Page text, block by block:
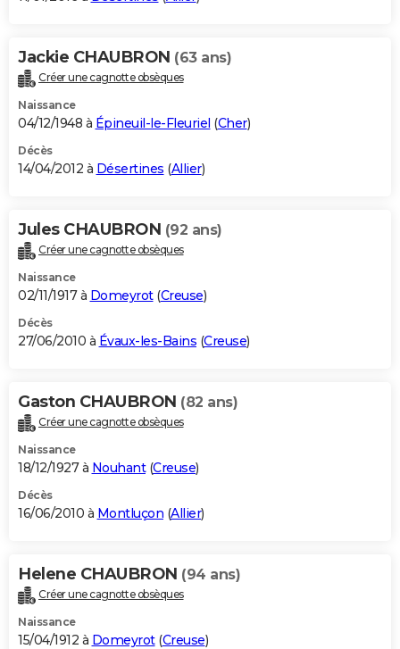
Jackie CHAUBRON (63 ans)
Créer une cagnotte obsèques
Naissance
04/12/1948 à Épineuil-le-Fleuriel (Cher)
Décès
14/04/2012 à Désertines (Allier)
Jules CHAUBRON (92 ans)
Créer une cagnotte obsèques
Naissance
02/11/1917 à Domeyrot(Creuse)
Décès
27/06/2010 à Évaux-les-Bains (Creuse)
Gaston CHAUBRON (82 ans)
Créer une cagnotte obsèques
Naissance
18/12/1927 à Nouhant(Creuse)
Décès
16/06/2010 à Montluçon (Allier)
Helene CHAUBRON (94 ans)
Créer une cagnotte obsèques
Naissance
15/04/1912 à Domeyrot(Creuse)